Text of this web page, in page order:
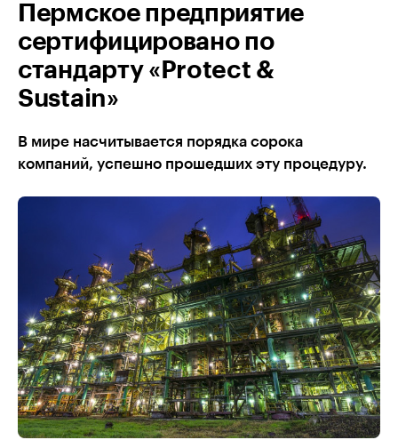
Пермское предприятие
сертифицировано по
стандарту «Protect &
Sustain»
В мире насчитывается порядка сорока
компаний, успешно прошедших эту процедуру.